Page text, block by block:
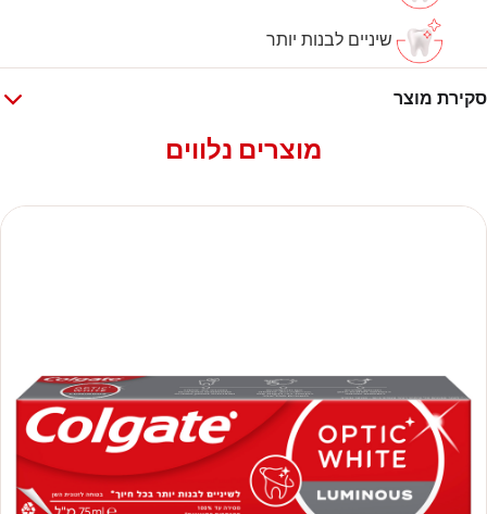
שיניים לבנות יותר
סקירת מוצר
מוצרים נלווים